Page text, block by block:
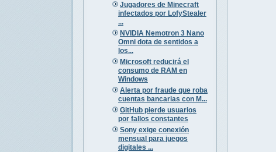
Jugadores de Minecraft
infectados por LofyStealer
...
NVIDIA Nemotron 3 Nano
Omni dota de sentidos a
los...
Microsoft reducirá el
consumo de RAM en
Windows
Alerta por fraude que roba
cuentas bancarias con M...
GitHub pierde usuarios
por fallos constantes
Sony exige conexión
mensual para juegos
digitales ...